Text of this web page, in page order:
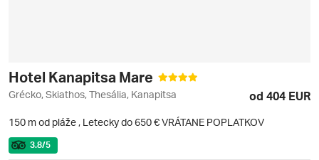
Hotel Kanapitsa Mare
Grécko, Skiathos, Thesália, Kanapitsa od 404 EUR
150 m od pláže , Letecky do 650 € VRÁTANE POPLATKOV
3.8/5